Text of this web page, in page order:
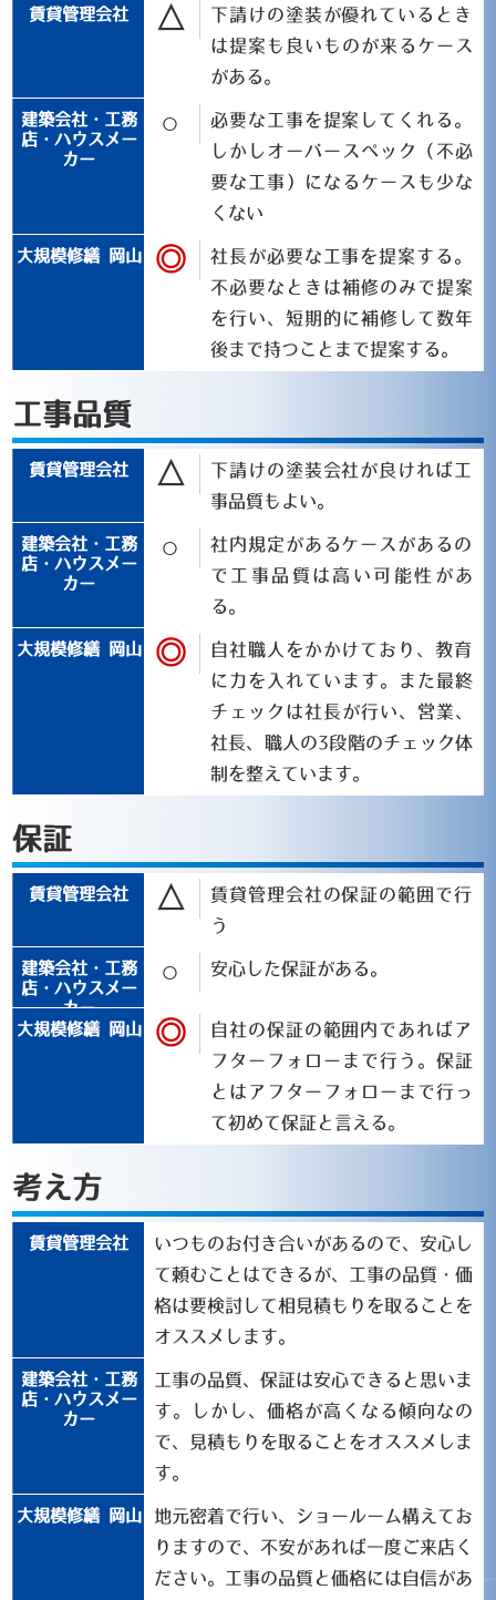
△
下請けの塗装が優れているとき
は提案も良いものが来るケース
がある。
○
必要な工事を提案してくれる。
しかしオーバースペック（不必
要な工事）になるケースも少な
くない
◎
社長が必要な工事を提案する。
不必要なときは補修のみで提案
を行い、短期的に補修して数年
後まで持つことまで提案する。
工事品質
△
下請けの塗装会社が良ければ工
事品質もよい。
○
社内規定があるケースがあるの
で工事品質は高い可能性があ
る。
◎
自社職人をかかけており、教育
に力を入れています。また最終
チェックは社長が行い、営業、
社長、職人の3段階のチェック体
制を整えています。
保証
△
賃貸管理会社の保証の範囲で行
う
○ 安心した保証がある。
◎
自社の保証の範囲内であればア
フターフォローまで行う。保証
とはアフターフォローまで行っ
て初めて保証と言える。
考え方
いつものお付き合いがあるので、安心し
て頼むことはできるが、工事の品質・価
格は要検討して相見積もりを取ることを
オススメします。
工事の品質、保証は安心できると思いま
す。しかし、価格が高くなる傾向なの
で、見積もりを取ることをオススメしま
す。
地元密着で行い、ショールーム構えてお
りますので、不安があれば一度ご来店く
ださい。工事の品質と価格には自信があ